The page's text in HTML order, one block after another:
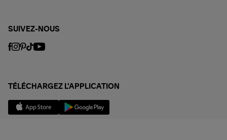
SUIVEZ-NOUS
TÉLÉCHARGEZ L'APPLICATION